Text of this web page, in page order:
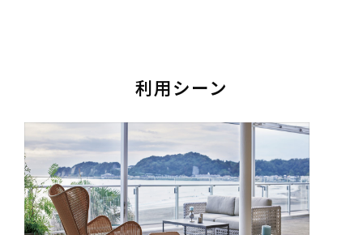
利用シーン